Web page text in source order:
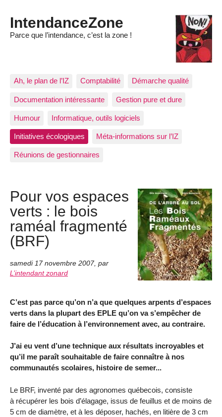
IntendanceZone
Parce que l’intendance, c’est la zone !
Ah, le plan de l’IZ Comptabilité Démarche qualité
Documentation intéressante Gestion pure et dure
Humour Informatique, outils logiciels
Initiatives écologiques Méta-informations sur l’IZ
Réunions de gestionnaires
Pour vos espaces
verts : le bois
raméal fragmenté
(BRF)
samedi 17 novembre 2007, par
L’intendant zonard
C’est pas parce qu’on n’a que quelques arpents d’espaces
verts dans la plupart des EPLE qu’on va s’empêcher de
faire de l’éducation à l’environnement avec, au contraire.
J’ai eu vent d’une technique aux résultats incroyables et
qu’il me paraît souhaitable de faire connaître à nos
communautés scolaires, histoire de semer...
Le BRF, inventé par des agronomes québecois, consiste
à récupérer les bois d’élagage, issus de feuillus et de moins de
5 cm de diamètre, et à les déposer, hachés, en litière de 3 cm